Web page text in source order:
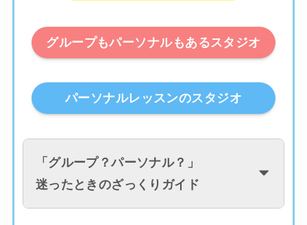
グループもパーソナルもあるスタジオ
パーソナルレッスンのスタジオ
「グループ？パーソナル？」
迷ったときのざっくりガイド